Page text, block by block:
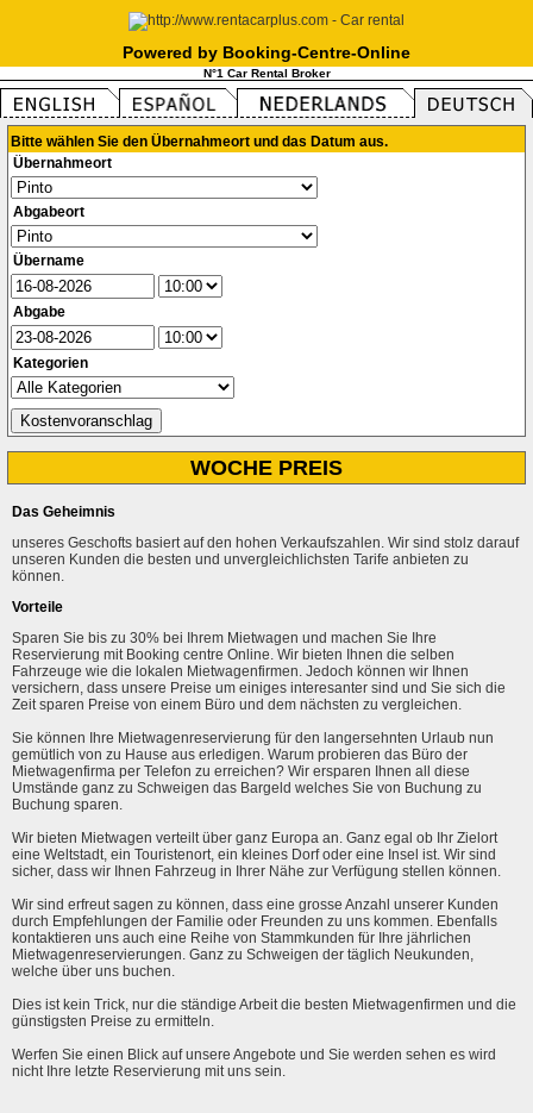
Powered by Booking-Centre-Online
N°1 Car Rental Broker
Bitte wählen Sie den Übernahmeort und das Datum aus.
Übernahmeort
Abgabeort
Übername
Abgabe
Kategorien
WOCHE PREIS
Das Geheimnis
unseres Geschofts basiert auf den hohen Verkaufszahlen. Wir sind stolz darauf
unseren Kunden die besten und unvergleichlichsten Tarife anbieten zu
können.
Vorteile
Sparen Sie bis zu 30% bei Ihrem Mietwagen und machen Sie Ihre
Reservierung mit Booking centre Online. Wir bieten Ihnen die selben
Fahrzeuge wie die lokalen Mietwagenfirmen. Jedoch können wir Ihnen
versichern, dass unsere Preise um einiges interesanter sind und Sie sich die
Zeit sparen Preise von einem Büro und dem nächsten zu vergleichen.
Sie können Ihre Mietwagenreservierung für den langersehnten Urlaub nun
gemütlich von zu Hause aus erledigen. Warum probieren das Büro der
Mietwagenfirma per Telefon zu erreichen? Wir ersparen Ihnen all diese
Umstände ganz zu Schweigen das Bargeld welches Sie von Buchung zu
Buchung sparen.
Wir bieten Mietwagen verteilt über ganz Europa an. Ganz egal ob Ihr Zielort
eine Weltstadt, ein Touristenort, ein kleines Dorf oder eine Insel ist. Wir sind
sicher, dass wir Ihnen Fahrzeug in Ihrer Nähe zur Verfügung stellen können.
Wir sind erfreut sagen zu können, dass eine grosse Anzahl unserer Kunden
durch Empfehlungen der Familie oder Freunden zu uns kommen. Ebenfalls
kontaktieren uns auch eine Reihe von Stammkunden für Ihre jährlichen
Mietwagenreservierungen. Ganz zu Schweigen der täglich Neukunden,
welche über uns buchen.
Dies ist kein Trick, nur die ständige Arbeit die besten Mietwagenfirmen und die
günstigsten Preise zu ermitteln.
Werfen Sie einen Blick auf unsere Angebote und Sie werden sehen es wird
nicht Ihre letzte Reservierung mit uns sein.